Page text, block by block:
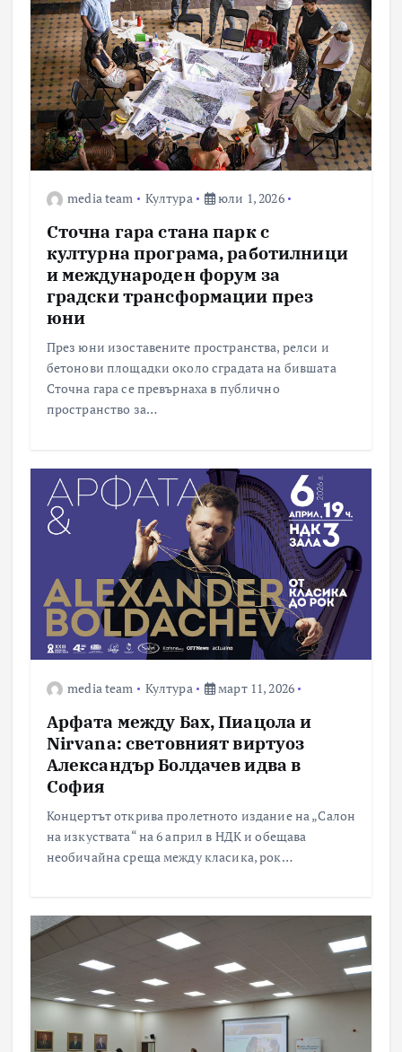
media team Култура юли 1, 2026
Сточна гара стана парк с
културна програма, работилници
и международен форум за
градски трансформации през
юни
През юни изоставените пространства, релси и
бетонови площадки около сградата на бившата
Сточна гара се превърнаха в публично
пространство за…
media team Култура март 11, 2026
Арфата между Бах, Пиацола и
Nirvana: световният виртуоз
Александър Болдачев идва в
София
Концертът открива пролетното издание на „Салон
на изкуствата“ на 6 април в НДК и обещава
необичайна среща между класика, рок…